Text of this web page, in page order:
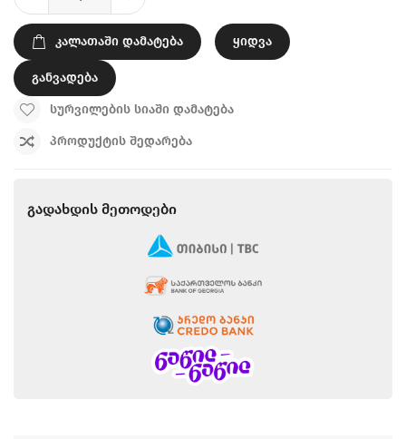
ᲙᲐᲚᲐᲗᲐᲨᲘ ᲓᲐᲛᲐᲢᲔᲑᲐ ყიდვა
განვადება
ᲡᲣᲠᲕᲘᲚᲔᲑᲘᲡ ᲡᲘᲐᲨᲘ ᲓᲐᲛᲐᲢᲔᲑᲐ
ᲞᲠᲝᲓᲣᲥᲢᲘᲡ ᲨᲔᲓᲐᲠᲔᲑᲐ
Გადახდის Მეთოდები